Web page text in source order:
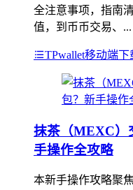
全注意事项，指南
值，到币币交易、...
TPwallet移动端下
抹茶（MEXC）
手操作全攻略
本新手操作攻略聚